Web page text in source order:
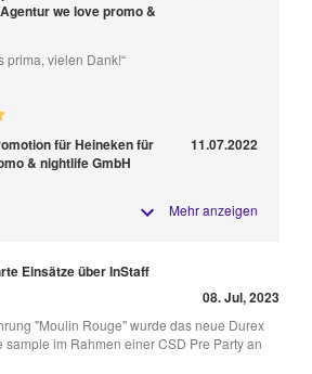
we love promo &
prima, vielen Dank!“
für Heineken für
& nightlife GmbH
11.07.2022
Mehr anzeigen
Einsätze über InStaff
08. Jul, 2023
"Moulin Rouge" wurde das neue Durex
sample im Rahmen einer CSD Pre Party an